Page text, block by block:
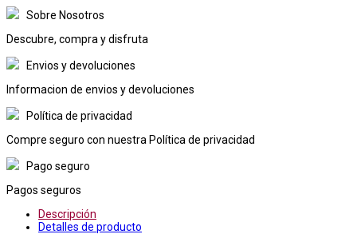
Sobre Nosotros
Descubre, compra y disfruta
Envios y devoluciones
Informacion de envios y devoluciones
Política de privacidad
Compre seguro con nuestra Política de privacidad
Pago seguro
Pagos seguros
Descripción
Detalles de producto